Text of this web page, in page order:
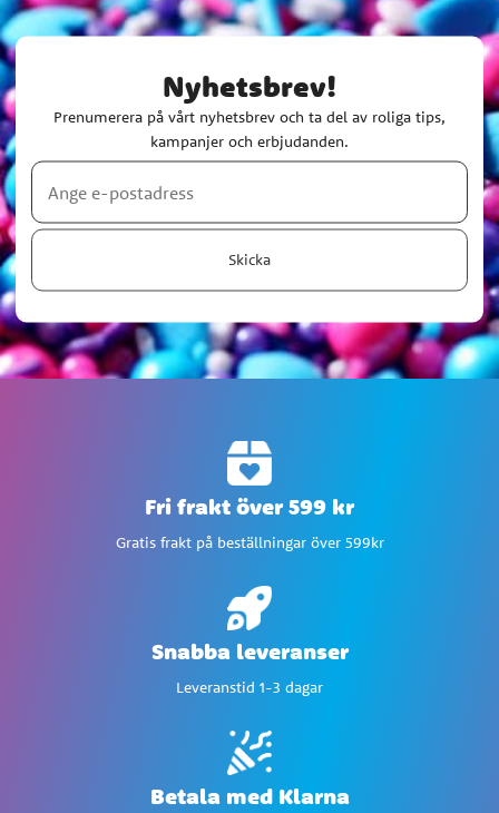
Nyhetsbrev!
Prenumerera på vårt nyhetsbrev och ta del av roliga tips,
kampanjer och erbjudanden.
Skicka
Fri frakt över 599 kr
Gratis frakt på beställningar över 599kr
Snabba leveranser
Leveranstid 1-3 dagar
Betala med Klarna